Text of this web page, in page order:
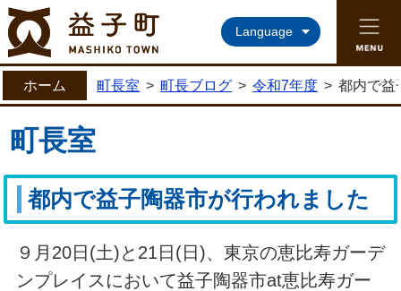
益子町ホームページ
Language
ホーム 町長室 > 町長ブログ > 令和7年度 > 都内で益
町長室
都内で益子陶器市が行われました
９月20日(土)と21日(日)、東京の恵比寿ガーデ
ンプレイスにおいて益子陶器市at恵比寿ガー